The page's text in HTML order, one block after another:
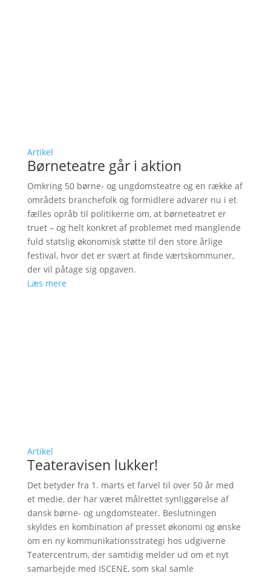
Artikel
Børneteatre går i aktion
Omkring 50 børne- og ungdomsteatre og en række af
områdets branchefolk og formidlere advarer nu i et
fælles opråb til politikerne om, at børneteatret er
truet – og helt konkret af problemet med manglende
fuld statslig økonomisk støtte til den store årlige
festival, hvor det er svært at finde værtskommuner,
der vil påtage sig opgaven.
Læs mere
Artikel
Teateravisen lukker!
Det betyder fra 1. marts et farvel til over 50 år med
et medie, der har været målrettet synliggørelse af
dansk børne- og ungdomsteater. Beslutningen
skyldes en kombination af presset økonomi og ønske
om en ny kommunikationsstrategi hos udgiverne
Teatercentrum, der samtidig melder ud om et nyt
samarbejde med ISCENE, som skal samle